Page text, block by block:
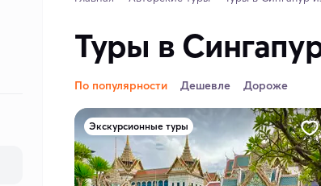
Туры в
По популярности Дешевле Дороже
Экскурсионные туры